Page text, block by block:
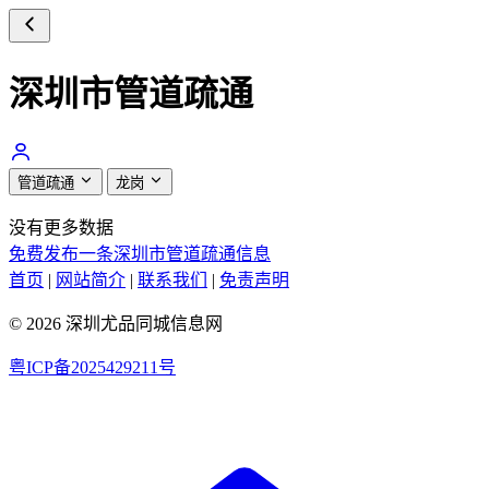
深圳市管道疏通
管道疏通 龙岗
没有更多数据
免费发布一条深圳市管道疏通信息
首页 | 网站简介 | 联系我们 | 免责声明
© 2026 深圳尤品同城信息网
粤ICP备2025429211号